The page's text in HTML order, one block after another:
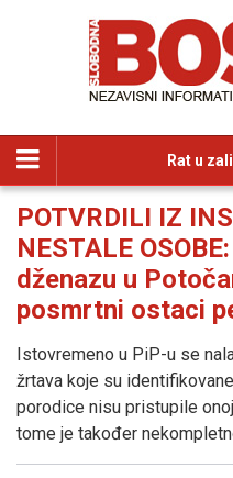
Rat u
POTVRDILI IZ
NESTALE
dženazu u
posmrtni ostaci
Istovremeno u PiP-u se
žrtava koje su
porodice nisu pristupile
tome je također